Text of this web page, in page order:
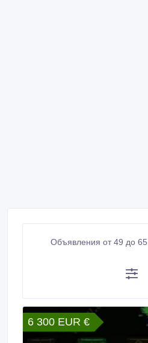
Объявления от 49 до
6 300 EUR €